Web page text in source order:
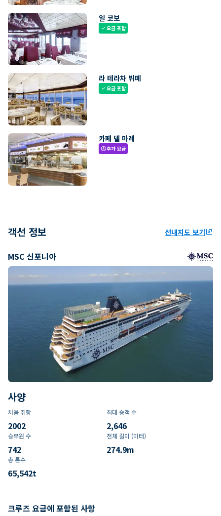
일 코보
check요금 포함
라 테라차 뷔페
check요금 포함
카페 델 마레
paid추가 요금
객선 정보 선내지도 보기ungroup
MSC 신포니아
사양
처음 취항
2002
최대 승객 수
2,646
승무원 수
742
전체 길이 (미터)
274.9m
총 톤수
65,542t
크루즈 요금에 포함된 사항